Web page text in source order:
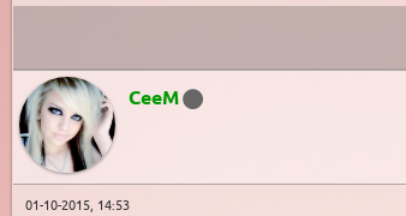
CeeM
01-10-2015, 14:53